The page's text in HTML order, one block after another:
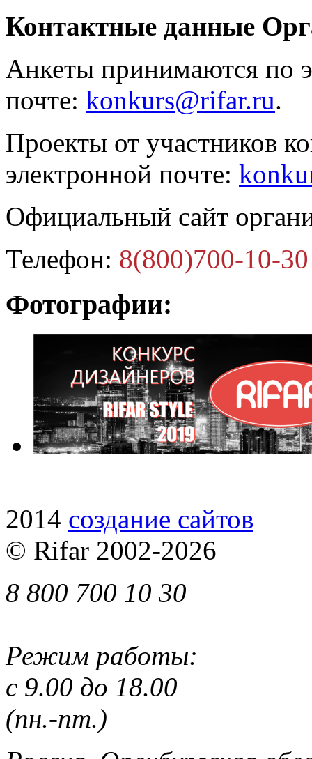
Контактные данные
Анкеты принимаются по
почте: konkurs@rifar.ru.
Проекты от участников
электронной почте:
Официальный сайт
Телефон: 8(800)700-10-30
Фотографии:
2014 cоздание сайтов
© Rifar 2002-2026
8 800 700 10 30
Режим работы:
с 9.00 до 18.00
(пн.-пт.)